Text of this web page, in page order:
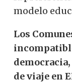
modelo
Los
de viaje en